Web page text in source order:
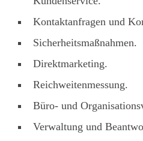
Kontaktanfragen und
Sicherheitsmaßnahmen.
Direktmarketing.
Reichweitenmessung.
Büro- und
Verwaltung und